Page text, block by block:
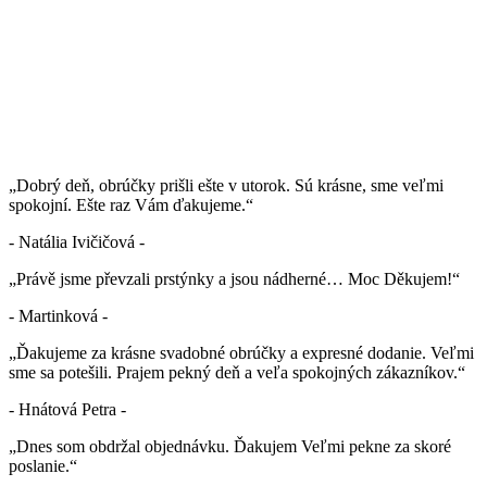
„Dobrý deň, obrúčky prišli ešte v utorok. Sú krásne, sme veľmi
spokojní. Ešte raz Vám ďakujeme.“
- Natália Ivičičová -
„Právě jsme převzali prstýnky a jsou nádherné… Moc Děkujem!“
- Martinková -
„Ďakujeme za krásne svadobné obrúčky a expresné dodanie. Veľmi
sme sa potešili. Prajem pekný deň a veľa spokojných zákazníkov.“
- Hnátová Petra -
„Dnes som obdržal objednávku. Ďakujem Veľmi pekne za skoré
poslanie.“